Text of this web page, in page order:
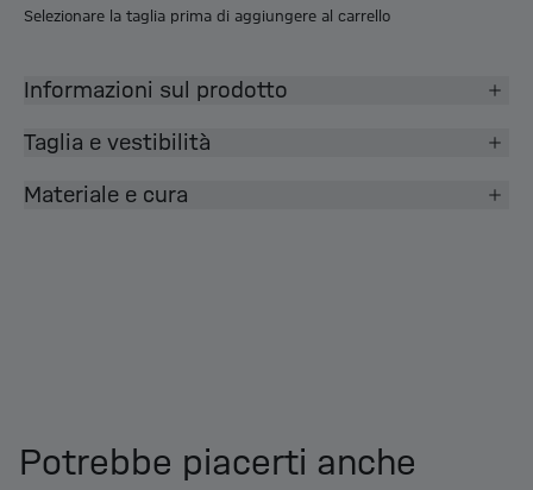
Selezionare la taglia prima di aggiungere al carrello
Informazioni sul prodotto
Taglia e vestibilità
Materiale e cura
Potrebbe piacerti anche